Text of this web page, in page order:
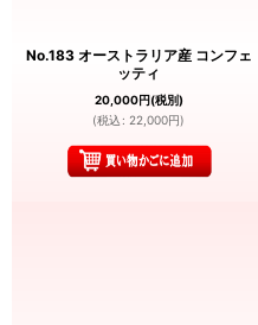
No.183 オーストラリア産 コンフェ
ッティ
20,000円(税別)
(税込 : 22,000円)